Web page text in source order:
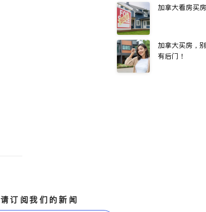
加拿大看房买
加拿大买房，
有后门！
请订阅我们的新闻